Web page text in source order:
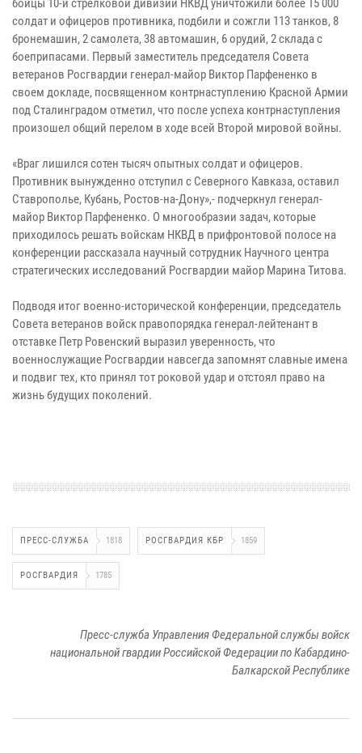
солдат и офицеров противника, подбили и сожгли 113 танков, 8
бронемашин, 2 самолета, 38 автомашин, 6 орудий, 2 склада с
боеприпасами. Первый заместитель председателя Совета
ветеранов Росгвардии генерал-майор Виктор Парфененко в
своем докладе, посвященном контрнаступлению Красной Армии
под Сталинградом отметил, что после успеха контрнаступления
произошел общий перелом в ходе всей Второй мировой войны.
«Враг лишился сотен тысяч опытных солдат и офицеров.
Противник вынужденно отступил с Северного Кавказа, оставил
Ставрополье, Кубань, Ростов-на-Дону»,- подчеркнул генерал-
майор Виктор Парфененко. О многообразии задач, которые
приходилось решать войскам НКВД в прифронтовой полосе на
конференции рассказала научный сотрудник Научного центра
стратегических исследований Росгвардии майор Марина Титова.
Подводя итог военно-исторической конференции, председатель
Совета ветеранов войск правопорядка генерал-лейтенант в
отставке Петр Ровенский выразил уверенность, что
военнослужащие Росгвардии навсегда запомнят славные имена
и подвиг тех, кто принял тот роковой удар и отстоял право на
жизнь будущих поколений.
ПРЕСС-СЛУЖБА 1818 РОСГВАРДИЯ КБР 1859
РОСГВАРДИЯ 1785
Пресс-служба Управления Федеральной службы войск
национальной гвардии Российской Федерации по Кабардино-
Балкарской Республике